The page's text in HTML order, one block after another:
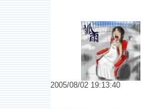
2005/08/02 19:13:40